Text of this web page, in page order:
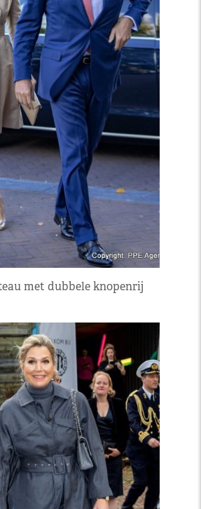
met dubbele knopenrij